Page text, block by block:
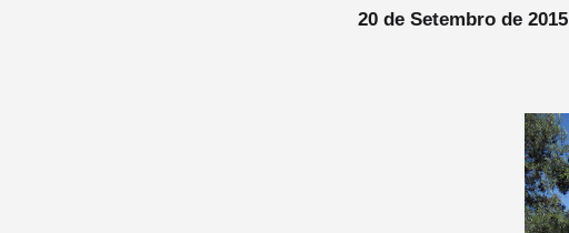
20 de Setembro de 2015